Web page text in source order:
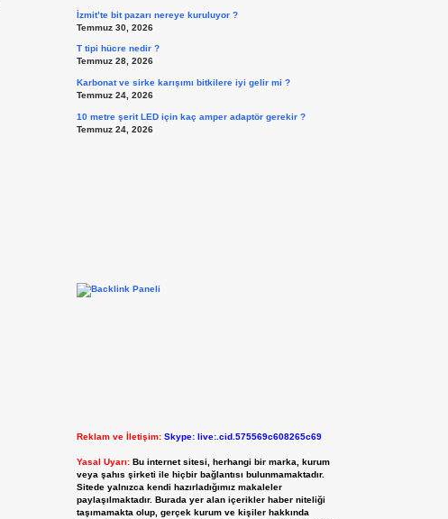
İzmit’te bit pazarı nereye kuruluyor ?
Temmuz 30, 2026
T tipi hücre nedir ?
Temmuz 28, 2026
Karbonat ve sirke karışımı bitkilere iyi gelir mi ?
Temmuz 24, 2026
10 metre şerit LED için kaç amper adaptör gerekir ?
Temmuz 24, 2026
Reklam ve İletişim: Skype: live:.cid.575569c608265c69
Yasal Uyarı: Bu internet sitesi, herhangi bir marka, kurum
veya şahıs şirketi ile hiçbir bağlantısı bulunmamaktadır.
Sitede yalnızca kendi hazırladığımız makaleler
paylaşılmaktadır. Burada yer alan içerikler haber niteliği
taşımamakta olup, gerçek kurum ve kişiler hakkında